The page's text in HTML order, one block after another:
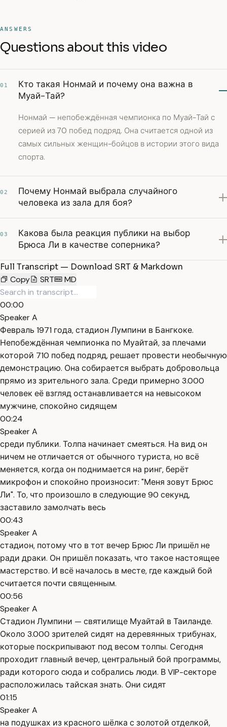
ANSWERS
Questions about this video
01
Кто такая Нонмай и почему она важна в
Муай-Тай?
Нонмай — непобеждённая чемпионка по Муай-Тай с
серией из 70 побед подряд. Она считается одной из
самых сильных женщин-бойцов в истории этого вида
спорта.
02
Почему Нонмай выбрала случайного
человека из зала для боя?
03
Какова была реакция публики на выбор
Брюса Ли в качестве соперника?
Full Transcript — Download SRT & Markdown
Copy
SRT MD
00:00
Speaker A
Февраль 1971 года, стадион Лумпини в Бангкоке.
Непобеждённая чемпионка по Муайтай, за плечами
которой 710 побед подряд, решает провести необычную
демонстрацию. Она собирается выбрать добровольца
прямо из зрительного зала. Среди примерно 3.000
человек её взгляд останавливается на невысоком
мужчине, спокойно сидящем
00:24
Speaker A
среди публики. Толпа начинает смеяться. На вид он
ничем не отличается от обычного туриста, но всё
меняется, когда он поднимается на ринг, берёт
микрофон и спокойно произносит: "Меня зовут Брюс
Ли". То, что произошло в следующие 90 секунд,
заставило замолчать весь
00:43
Speaker A
стадион, потому что в тот вечер Брюс Ли пришёл не
ради драки. Он пришёл показать, что такое настоящее
мастерство. И всё началось в месте, где каждый бой
считается почти священным.
00:56
Speaker A
Стадион Лумпини — святилище Муайтай в Таиланде.
Около 3.000 зрителей сидят на деревянных трибунах,
которые поскрипывают под весом толпы. Сегодня
проходит главный вечер, центральный бой программы,
ради которого сюда и собрались люди. В VIP-секторе
расположилась тайская знать. Они сидят
01:15
Speaker A
на подушках из красного шёлка с золотой отделкой,